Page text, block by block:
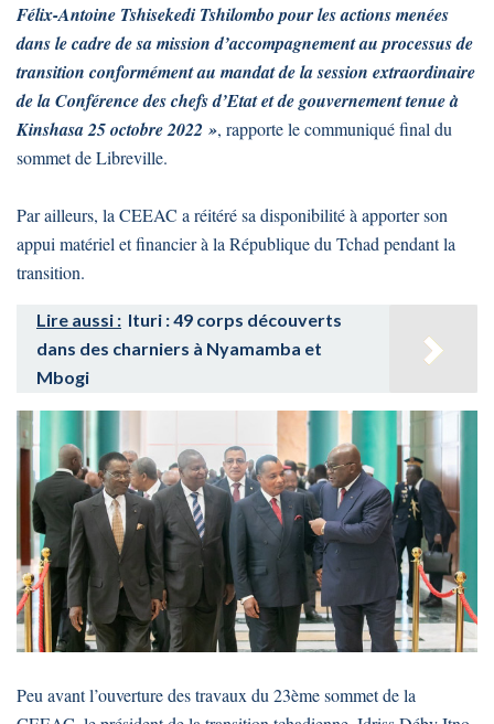
Félix-Antoine Tshisekedi Tshilombo pour les actions menées
dans le cadre de sa mission d’accompagnement au processus de
transition conformément au mandat de la session extraordinaire
de la Conférence des chefs d’Etat et de gouvernement tenue à
Kinshasa 25 octobre 2022 », rapporte le communiqué final du
sommet de Libreville.
Par ailleurs, la CEEAC a réitéré sa disponibilité à apporter son
appui matériel et financier à la République du Tchad pendant la
transition.
Lire aussi : Ituri : 49 corps découverts
dans des charniers à Nyamamba et
Mbogi
Peu avant l’ouverture des travaux du 23ème sommet de la